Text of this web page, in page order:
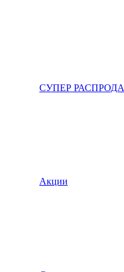
СУПЕР
Акции